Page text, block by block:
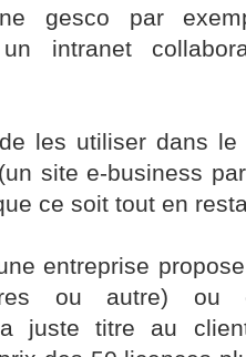
gesco par
un intranet
les utiliser dans le
site e-business
ce soit tout en
entreprise
ou autre) ou
a juste titre au